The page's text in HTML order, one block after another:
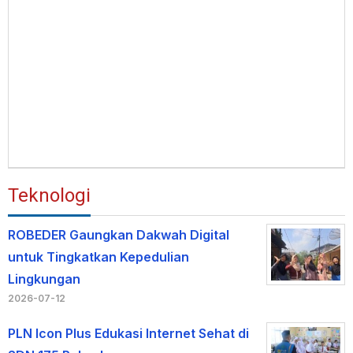
Teknologi
ROBEDER Gaungkan Dakwah Digital
untuk Tingkatkan Kepedulian
Lingkungan
2026-07-12
PLN Icon Plus Edukasi Internet Sehat di